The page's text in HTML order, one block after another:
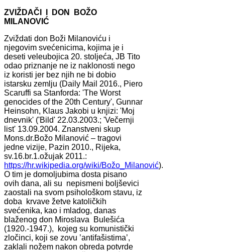
ZVIŽDAČI I DON BOŽO
MILANOVIĆ
Zviždati don Boži Milanoviću i
njegovim svećenicima, kojima je i
deseti veleubojica 20. stoljeća, JB Tito
odao priznanje ne iz naklonosti nego
iz koristi jer bez njih ne bi dobio
istarsku zemlju (Daily Mail 2016., Piero
Scaruffi sa Stanforda: 'The Worst
genocides of the 20th Century', Gunnar
Heinsohn, Klaus Jakobi u knjizi: 'Moj
dnevnik' ('Bild' 22.03.2003.; 'Večernji
list' 13.09.2004. Znanstveni skup
Mons.dr.Božo Milanović – tragovi
jedne vizije, Pazin 2010., Rijeka,
sv.16.br.1.ožujak 2011.:
https://hr.wikipedia.org/wiki/Božo_Milanović).
O tim je domoljubima dosta pisano
ovih dana, ali su nepismeni boljševici
zaostali na svom psihološkom stavu, iz
doba krvave žetve katoličkih
svećenika, kao i mladog, danas
blaženog don Miroslava Bulešića
(1920.-1947.), kojeg su komunistički
zločinci, koji se zovu ’antifašistima’,
zaklali nožem nakon obreda potvrde